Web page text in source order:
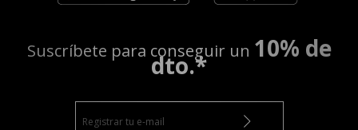
Suscríbete para conseguir un 10% de
dto.*